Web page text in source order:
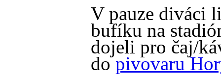
V pauze diváci
bufíku na
dojeli pro čaj/
dopivovaru